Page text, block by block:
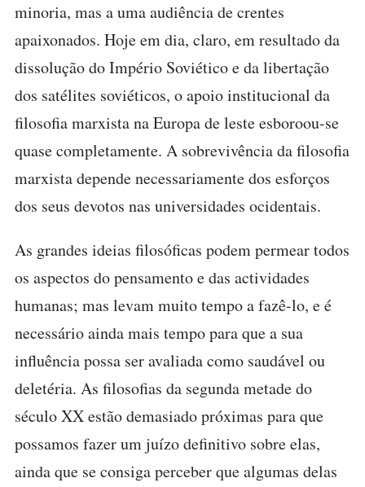
minoria, mas a uma audiência de crentes
apaixonados. Hoje em dia, claro, em resultado da
dissolução do Império Soviético e da libertação
dos satélites soviéticos, o apoio institucional da
filosofia marxista na Europa de leste esboroou-se
quase completamente. A sobrevivência da filosofia
marxista depende necessariamente dos esforços
dos seus devotos nas universidades ocidentais.
As grandes ideias filosóficas podem permear todos
os aspectos do pensamento e das actividades
humanas; mas levam muito tempo a fazê-lo, e é
necessário ainda mais tempo para que a sua
influência possa ser avaliada como saudável ou
deletéria. As filosofias da segunda metade do
século XX estão demasiado próximas para que
possamos fazer um juízo definitivo sobre elas,
ainda que se consiga perceber que algumas delas